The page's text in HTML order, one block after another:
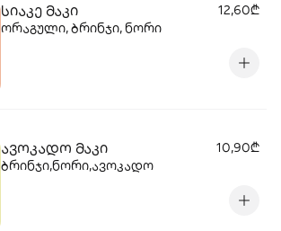
სიაკე მაკი
12,60₾
ორაგული, ბრინჯი, ნორი
ავოკადო მაკი
10,90₾
ბრინჯი,ნორი,ავოკადო